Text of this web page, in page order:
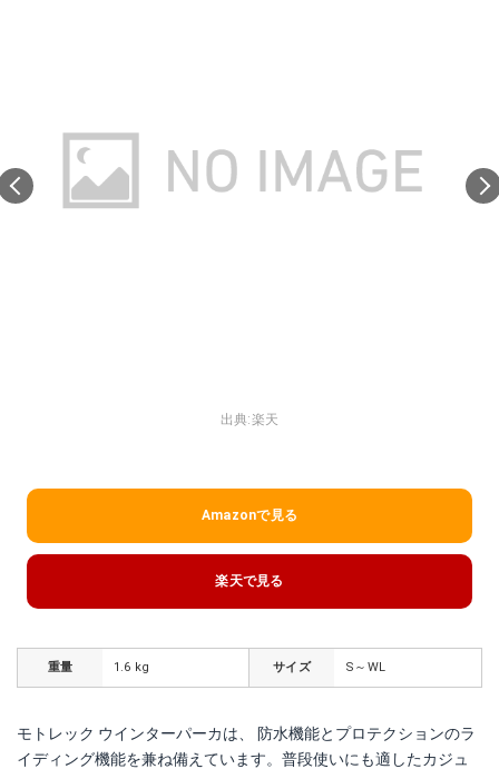
出典:楽天
Amazonで見る
楽天で見る
重量 1.6 kg サイズ S～WL
モトレック ウインターパーカは、 防水機能とプロテクションのラ
イディング機能を兼ね備えています。普段使いにも適したカジュ